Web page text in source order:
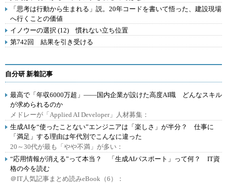
「思考は行動から生まれる」説。20年コードを書いて悟った、建設現場
へ行くことの価値
イノウーの選択 (12) 慣れない立ち位置
第742回 結果を引き受ける
自分研 新着記事
最高で「年収6000万超」――国内企業が設けた高度AI職 どんなスキル
が求められるのか
メドレーが「Applied AI Developer」人材募集：
生成AIを“使ったことない”エンジニアは「楽しさ」が半分？ 仕事に
「満足」する理由は年代別でこんなに違った
20～30代が最も「やや不満」が多い：
“応用情報が消える”って本当？ 「生成AIパスポート」って何？ IT資
格の今を読む
＠IT人気記事まとめ読みeBook（6）：